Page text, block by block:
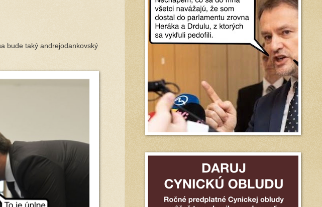
bude taký andrejodankovský